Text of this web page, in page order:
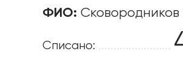
ФИО: Сковородников
Списано: ........................